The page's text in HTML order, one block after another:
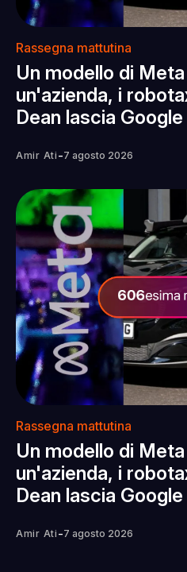
Rassegna mattutina
Un modello di
un'azienda, i
Dean lascia Google
Amir Ati -7 agosto 2026
Rassegna mattutina
Un modello di
un'azienda, i
Dean lascia Google
Amir Ati -7 agosto 2026